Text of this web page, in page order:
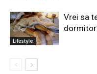
Lifestyle
Vrei sa